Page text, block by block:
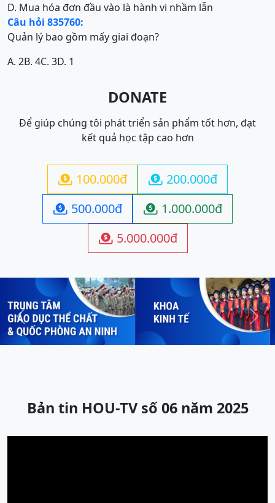
D. Mua hóa đơn đầu vào là hành vi nhầm lẫn
Câu hỏi 835760:
Quản lý bao gồm mấy giai đoạn?
A. 2B. 4C. 3D. 1
DONATE
Để giúp chúng tôi phát triển sản phẩm tốt hơn, đạt
kết quả học tập cao hơn
 100.000đ  200.000đ
 500.000đ  1.000.000đ
 5.000.000đ
Previous Next
Bản tin HOU-TV số 06 năm 2025